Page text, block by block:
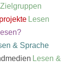
Lesen
& Sprache
Lesen &